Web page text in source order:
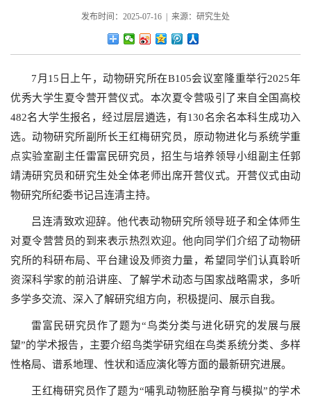
发布时间：2025-07-16 | 来源：研究生处
7月15日上午，动物研究所在B105会议室隆重举行2025年
优秀大学生夏令营开营仪式。本次夏令营吸引了来自全国高校
482名大学生报名，经过层层遴选，有130名余名本科生成功入
选。动物研究所副所长王红梅研究员，原动物进化与系统学重
点实验室副主任雷富民研究员，招生与培养领导小组副主任郭
靖涛研究员和研究生处全体老师出席开营仪式。开营仪式由动
物研究所纪委书记吕连清主持。
吕连清致欢迎辞。他代表动物研究所领导班子和全体师生
对夏令营营员的到来表示热烈欢迎。他向同学们介绍了动物研
究所的科研布局、平台建设及师资力量，希望同学们认真聆听
资深科学家的前沿讲座、了解学术动态与国家战略需求，多听
多学多交流、深入了解研究组方向，积极提问、展示自我。
雷富民研究员作了题为“鸟类分类与进化研究的发展与展
望”的学术报告，主要介绍鸟类学研究组在鸟类系统分类、多样
性格局、谱系地理、性状和适应演化等方面的最新研究进展。
王红梅研究员作了题为“哺乳动物胚胎孕育与模拟”的学术